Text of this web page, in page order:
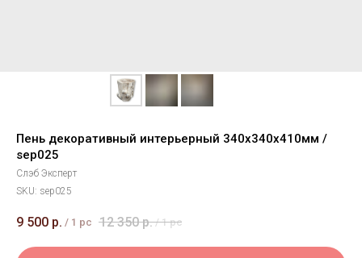
Пень декоративный интерьерный 340х340х410мм /
sep025
Слэб Эксперт
SKU: sep025
9 500 р. / 1 pc 12 350 р. / 1 pc